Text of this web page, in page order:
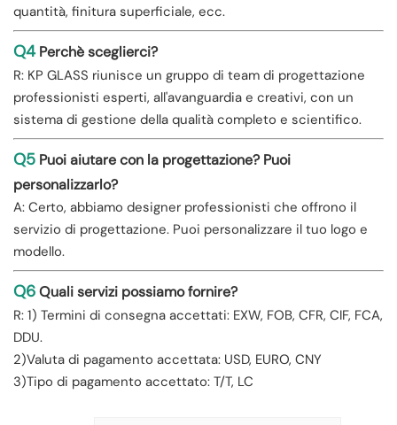
quantità, finitura superficiale, ecc.
Q4 Perchè sceglierci?
R: KP GLASS riunisce un gruppo di team di progettazione
professionisti esperti, all'avanguardia e creativi, con un
sistema di gestione della qualità completo e scientifico.
Q5 Puoi aiutare con la progettazione? Puoi
personalizzarlo?
A: Certo, abbiamo designer professionisti che offrono il
servizio di progettazione. Puoi personalizzare il tuo logo e
modello.
Q6Quali servizi possiamo fornire?
R: 1) Termini di consegna accettati: EXW, FOB, CFR, CIF, FCA,
DDU.
2)Valuta di pagamento accettata: USD, EURO, CNY
3)Tipo di pagamento accettato: T/T, LC